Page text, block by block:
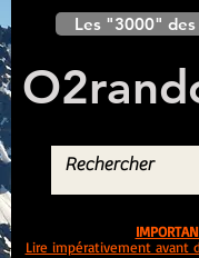
Les "3000" des
O2
Lire impérativement avant